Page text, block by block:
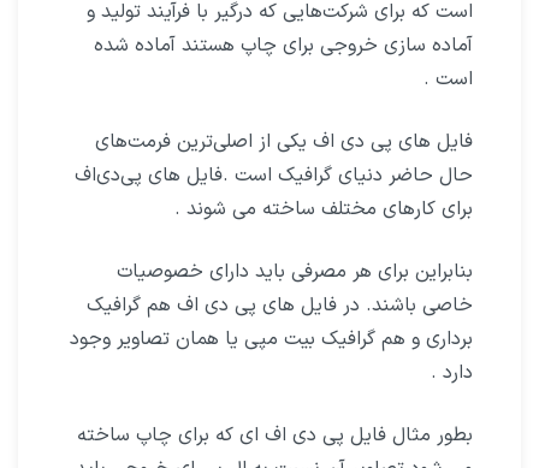
است که برای شرکت‌هایی که درگیر با فرآیند تولید و
آماده سازی خروجی برای چاپ هستند آماده شده
است .
فایل های پی‌ دی‌ اف یکی از اصلی‌ترین فرمت‌های
حال حاضر دنیای گرافیک است .فایل های پی‌دی‌اف
برای کارهای مختلف ساخته می شوند .
بنابراین برای هر مصرفی باید دارای خصوصیات
خاصی باشند. در فایل های پی دی اف هم گرافیک
برداری و هم گرافیک بیت مپی یا همان تصاویر وجود
دارد .
بطور مثال فایل پی دی اف ای که برای چاپ ساخته